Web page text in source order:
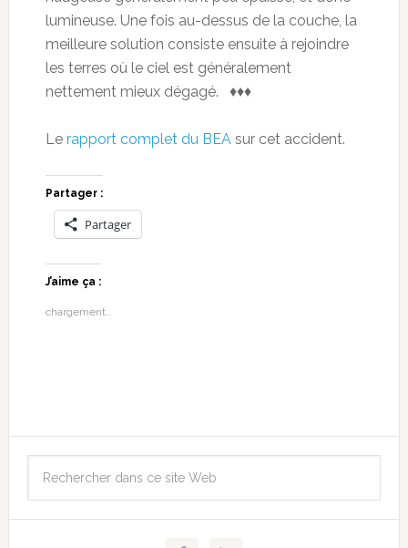
lumineuse. Une fois au-dessus de la couche, la
meilleure solution consiste ensuite à rejoindre
les terres où le ciel est généralement
nettement mieux dégagé. ♦♦♦
Le rapport complet du BEAsur cet accident.
Partager :
Partager
J’aime ça :
chargement…